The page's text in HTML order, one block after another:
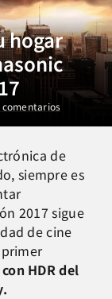
hogar
comentarios
de
siempre es
2017 sigue
de cine
primer
HDR del